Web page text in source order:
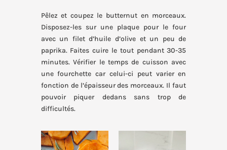
Pêlez et coupez le butternut en morceaux.
Disposez-les sur une plaque pour le four
avec un filet d’huile d’olive et un peu de
paprika. Faites cuire le tout pendant 30-35
minutes. Vérifier le temps de cuisson avec
une fourchette car celui-ci peut varier en
fonction de l’épaisseur des morceaux. Il faut
pouvoir piquer dedans sans trop de
difficultés.